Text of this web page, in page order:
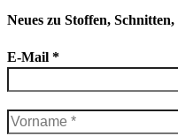
Neues zu Stoffen,
E-Mail *